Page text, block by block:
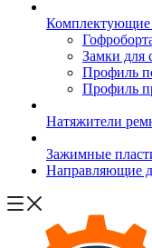
Комплектующие
Замки для
Профиль
Профиль
Натяжители
Зажимные
Направляющие